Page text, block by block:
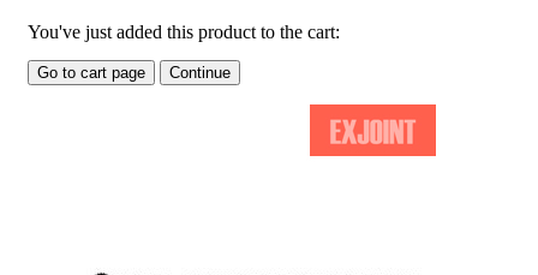
You've just added this product to the cart:
Go to cart page Continue